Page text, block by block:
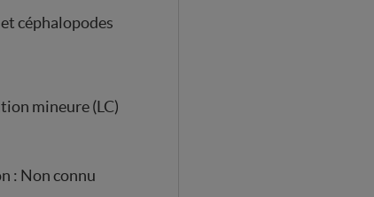
céphalopodes
mineure (LC)
: Non connu